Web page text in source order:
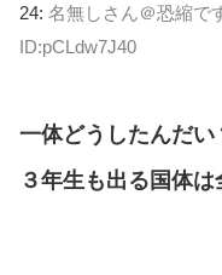
24: 名無しさん＠恐縮で
ID:pCLdw7J40
一体どうしたんだい
３年生も出る国体